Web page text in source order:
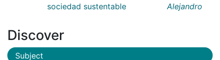
sociedad sustentable
Alejandro
Discover
Subject